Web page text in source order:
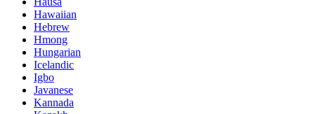
Hawaiian
Hebrew
Hmong
Hungarian
Icelandic
Igbo
Javanese
Kannada